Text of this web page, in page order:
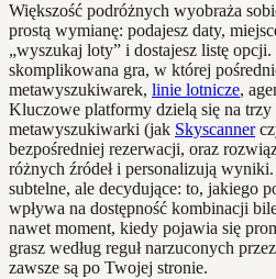
Większość podróżnych wyobraża
prostą wymianę: podajesz daty,
„wyszukaj loty” i dostajesz listę
skomplikowana gra, w której
metawyszukiwarek, linie lotnicze,
Kluczowe platformy dzielą się na trzy
metawyszukiwarki (jak Skyscanner
bezpośredniej rezerwacji, oraz
różnych źródeł i personalizują
subtelne, ale decydujące: to, jakiego
wpływa na dostępność kombinacji
nawet moment, kiedy pojawia się
grasz według reguł narzuconych
zawsze są po Twojej stronie.